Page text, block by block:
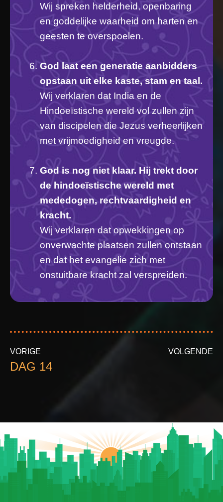
Wij spreken helderheid, openbaring
en goddelijke waarheid om harten en
geesten te overspoelen.
God laat een generatie aanbidders
opstaan uit elke kaste, stam en taal.
Wij verklaren dat India en de
Hindoeïstische wereld vol zullen zijn
van discipelen die Jezus verheerlijken
met vrijmoedigheid en vreugde.
God is nog niet klaar. Hij trekt door
de hindoeïstische wereld met
mededogen, rechtvaardigheid en
kracht.
Wij verklaren dat opwekkingen op
onverwachte plaatsen zullen ontstaan
en dat het evangelie zich met
onstuitbare kracht zal verspreiden.
VORIGE
DAG 14
VOLGENDE